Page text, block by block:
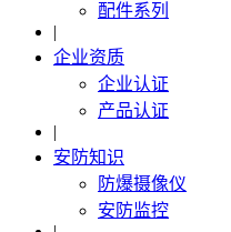
配件系列
|
企业资质
企业认证
产品认证
|
安防知识
防爆摄像仪
安防监控